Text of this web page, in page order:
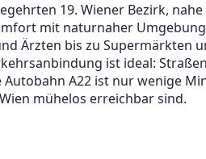
19. Wiener Bezirk,
mit naturnaher
Ärzten bis zu Supermärkten
ist ideal:
A22 ist nur wenige
mühelos erreichbar sind.